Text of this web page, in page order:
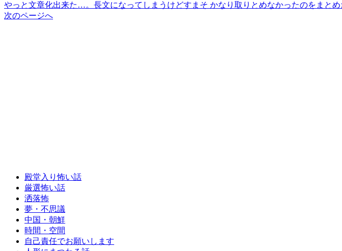
やっと文章化出来た…。長文になってしまうけどすまそ かなり取りとめなかったのをまと
次のページへ
殿堂入り怖い話
厳選怖い話
洒落怖
夢・不思議
中国・朝鮮
時間・空間
自己責任でお願いします